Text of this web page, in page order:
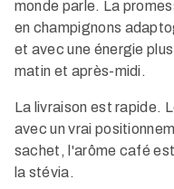
monde parle. La
en champignons
et avec une énergie
matin et après-midi.
La livraison est rapide.
avec un vrai
sachet, l'arôme café
la stévia.